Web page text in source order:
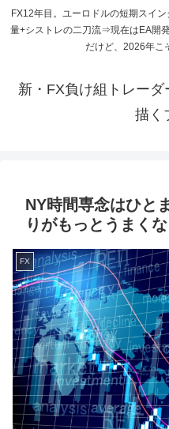
FX12年目。ユーロドルの短期スイ
量+シストレの二刀流⇒現在はEA開
だけど、2026年こ
新・FX負け組トレー
描く
NY時間専念はひと
りがもっとうまく
FX